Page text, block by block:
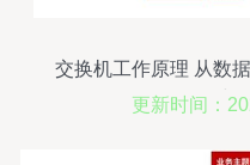
交换机工作原理 从数
与
更新时间：